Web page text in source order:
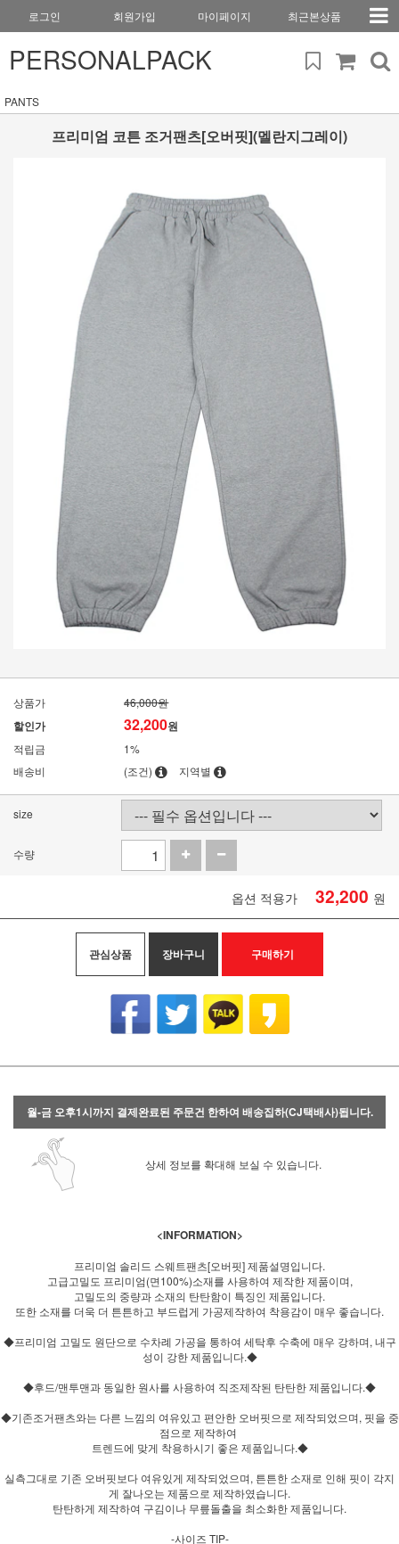
로그인 회원가입 마이페이지 최근본상품
PERSONALPACK
PANTS
프리미엄 코튼 조거팬츠[오버핏](멜란지그레이)
상품가 46,000원
할인가 32,200원
적립금
1%
배송비
(조건) 지역별
size
수량
옵션 적용가 32,200 원
관심상품 장바구니 구매하기
월-금 오후1시까지 결제완료된 주문건 한하여 배송집하(CJ택배사)됩니다.
상세 정보를 확대해 보실 수 있습니다.
<INFORMATION>
프리미엄 솔리드 스웨트팬츠[오버핏] 제품설명입니다.
고급고밀도 프리미엄(면100%)소재를 사용하여 제작한 제품이며,
고밀도의 중량과 소재의 탄탄함이 특징인 제품입니다.
또한 소재를 더욱 더 튼튼하고 부드럽게 가공제작하여 착용감이 매우 좋습니다.
◆프리미엄 고밀도 원단으로 수차례 가공을 통하여 세탁후 수축에 매우 강하며, 내구
성이 강한 제품입니다.◆
◆후드/맨투맨과 동일한 원사를 사용하여 직조제작된 탄탄한 제품입니다.◆
◆기존조거팬츠와는 다른 느낌의 여유있고 편안한 오버핏으로 제작되었으며, 핏을 중
점으로 제작하여
트렌드에 맞게 착용하시기 좋은 제품입니다.◆
실측그대로 기존 오버핏보다 여유있게 제작되었으며, 튼튼한 소재로 인해 핏이 각지
게 잘나오는 제품으로 제작하였습니다.
탄탄하게 제작하여 구김이나 무릎돌출을 최소화한 제품입니다.
-사이즈 TIP-